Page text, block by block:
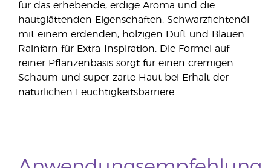
für das erhebende, erdige Aroma und die
hautglättenden Eigenschaften, Schwarzfichtenöl
mit einem erdenden, holzigen Duft und Blauen
Rainfarn für Extra-Inspiration. Die Formel auf
reiner Pflanzenbasis sorgt für einen cremigen
Schaum und super zarte Haut bei Erhalt der
natürlichen Feuchtigkeitsbarriere.